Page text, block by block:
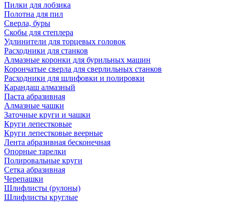
Пилки для лобзика
Полотна для пил
Сверла, буры
Скобы для степлера
Удлинители для торцевых головок
Расходники для станков
Алмазные коронки для бурильных машин
Корончатые сверла для сверлильных станков
Расходники для шлифовки и полировки
Карандаш алмазный
Паста абразивная
Алмазные чашки
Заточные круги и чашки
Круги лепестковые
Круги лепестковые веерные
Лента абразивная бесконечная
Опорные тарелки
Полировальные круги
Сетка абразивная
Черепашки
Шлифлисты (рулоны)
Шлифлисты круглые